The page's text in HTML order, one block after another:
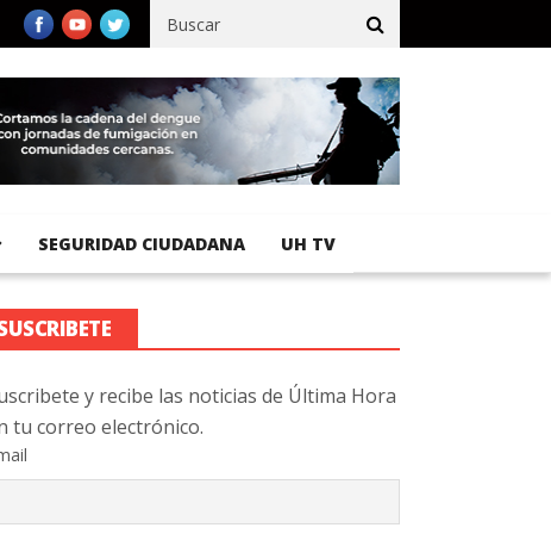
registra 92 % de avance en obras de terracería
SEGURIDAD CIUDADANA UH TV
y recibe las noticias de Última Hora
tu correo electrónico.